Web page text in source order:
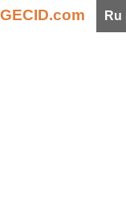
GECID.com ru